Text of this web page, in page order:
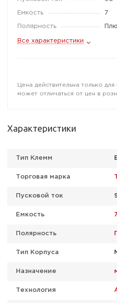
Емкость 7
Полярность
Все характеристики
Цена действительна только
может отличаться от цен в
Характеристики
Тип Клемм
Торговая марка
Пусковой ток
Емкость 7
Полярность
Тип Корпуса
Назначение
Технология